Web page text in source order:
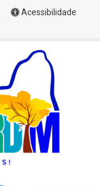
Acessibilidade